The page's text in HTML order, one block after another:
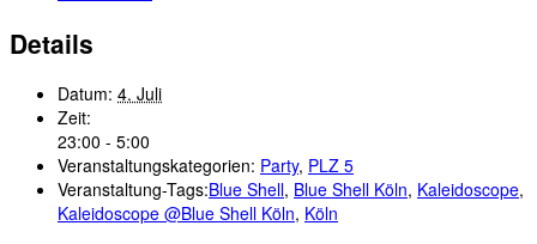
Details
Datum: 4. Juli
Zeit:
23:00 - 5:00
Veranstaltungskategorien: Party, PLZ 5
Veranstaltung-Tags:Blue Shell, Blue Shell Köln, Kaleidoscope,
Kaleidoscope @Blue Shell Köln, Köln